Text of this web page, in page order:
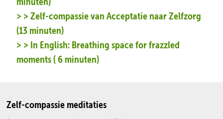
> > Zelf-compassie van Acceptatie naar Zelfzorg
(13 minuten)
> > In English: Breathing space for frazzled
moments ( 6 minuten)
Zelf-compassie meditaties